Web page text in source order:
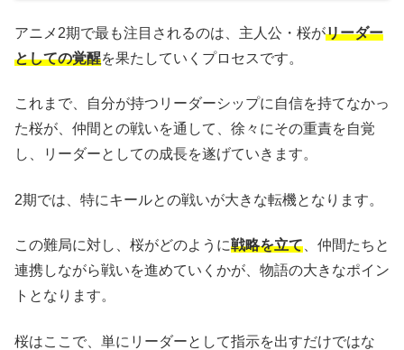
アニメ2期で最も注目されるのは、主人公・桜がリーダー
としての覚醒を果たしていくプロセスです。
これまで、自分が持つリーダーシップに自信を持てなかっ
た桜が、仲間との戦いを通して、徐々にその重責を自覚
し、リーダーとしての成長を遂げていきます。
2期では、特にキールとの戦いが大きな転機となります。
この難局に対し、桜がどのように戦略を立て 、仲間たちと
連携しながら戦いを進めていくかが、物語の大きなポイン
トとなります。
桜はここで、単にリーダーとして指示を出すだけではな